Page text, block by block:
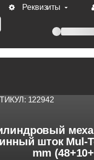
Реквизиты
оплате по счету.
122942
шток Mul-
mm